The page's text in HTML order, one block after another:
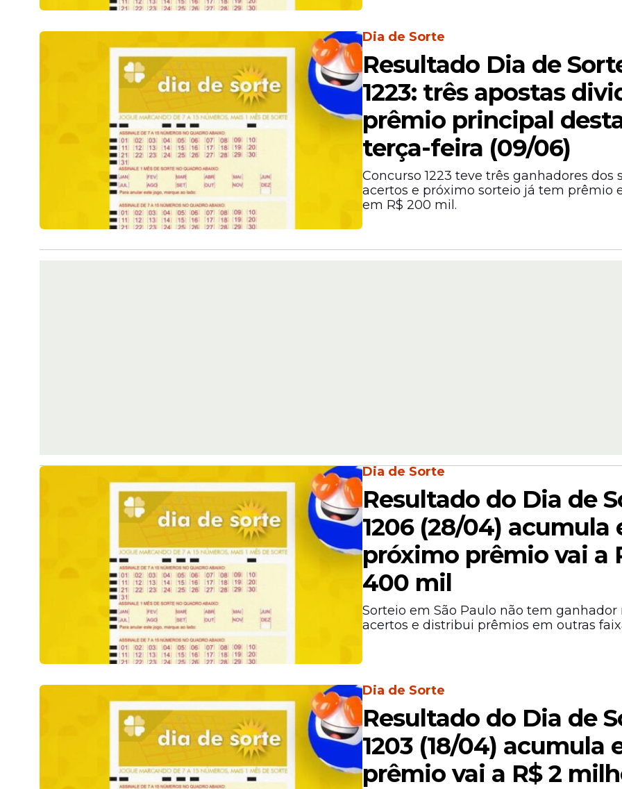
Dia de Sorte
Resultado Dia de
1223: três apostas
prêmio principal
terça-feira (09/06)
Concurso 1223 teve três ganhadores dos
acertos e próximo sorteio já tem prêmio
em R$ 200 mil.
Dia de Sorte
Resultado do Dia de
1206 (28/04) acumula
próximo prêmio vai a
400 mil
Sorteio em São Paulo não tem ganhador
acertos e distribui prêmios em outras
Dia de Sorte
Resultado do Dia de
1203 (18/04) acumula
prêmio vai a R$ 2